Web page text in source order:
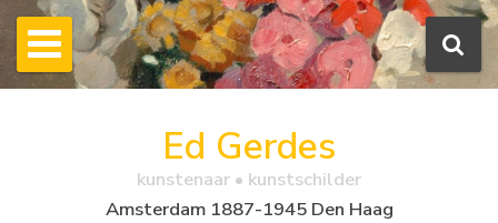
Ed Gerdes
kunstenaar • kunstschilder
Amsterdam 1887-1945 Den Haag